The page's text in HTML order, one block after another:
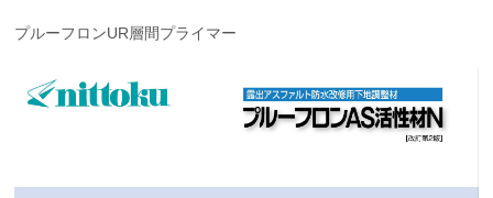
プルーフロンUR層間プライマー